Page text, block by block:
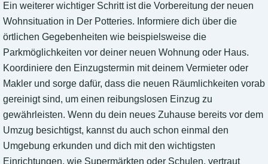
Ein weiterer wichtiger Schritt ist die Vorbereitung der neuen
Wohnsituation in Der Potteries. Informiere dich über die
örtlichen Gegebenheiten wie beispielsweise die
Parkmöglichkeiten vor deiner neuen Wohnung oder Haus.
Koordiniere den Einzugstermin mit deinem Vermieter oder
Makler und sorge dafür, dass die neuen Räumlichkeiten vorab
gereinigt sind, um einen reibungslosen Einzug zu
gewährleisten. Wenn du dein neues Zuhause bereits vor dem
Umzug besichtigst, kannst du auch schon einmal den
Umgebung erkunden und dich mit den wichtigsten
Einrichtungen, wie Supermärkten oder Schulen, vertraut